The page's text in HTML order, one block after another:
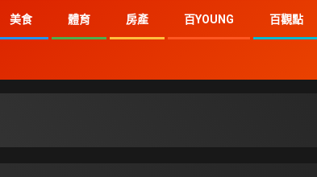
美食 體育 房產 百YOUNG 百觀點